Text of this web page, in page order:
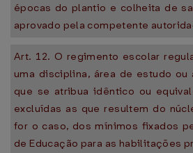
épocas do plantio e colheita de
aprovado pela competente
Art. 12. O regimento escolar
uma disciplina, área de estudo
que se atribua idêntico ou
excluídas as que resultem do
for o caso, dos mínimos fixados
de Educação para as habilitações